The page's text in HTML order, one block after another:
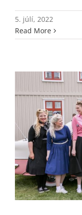
5. júlí, 2022
Read More